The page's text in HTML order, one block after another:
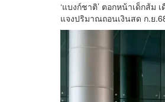
‘แบงก์ชาติ’ ตอกหน้าเด็กส้ม
แจงปริมาณถอนเงินสด ก.ย